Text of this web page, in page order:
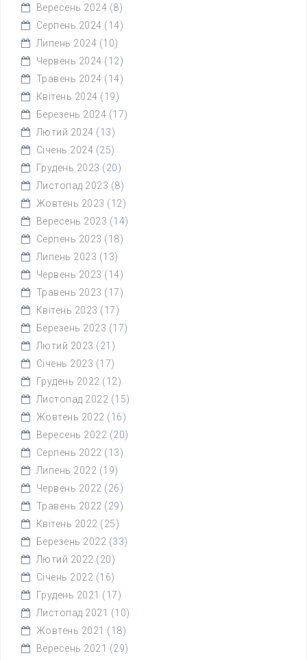
Вересень 2024 (8)
Серпень 2024 (14)
Липень 2024 (10)
Червень 2024 (12)
Травень 2024 (14)
Квітень 2024 (19)
Березень 2024 (17)
Лютий 2024 (13)
Січень 2024 (25)
Грудень 2023 (20)
Листопад 2023 (8)
Жовтень 2023 (12)
Вересень 2023 (14)
Серпень 2023 (18)
Липень 2023 (13)
Червень 2023 (14)
Травень 2023 (17)
Квітень 2023 (17)
Березень 2023 (17)
Лютий 2023 (21)
Січень 2023 (17)
Грудень 2022 (12)
Листопад 2022 (15)
Жовтень 2022 (16)
Вересень 2022 (20)
Серпень 2022 (13)
Липень 2022 (19)
Червень 2022 (26)
Травень 2022 (29)
Квітень 2022 (25)
Березень 2022 (33)
Лютий 2022 (20)
Січень 2022 (16)
Грудень 2021 (17)
Листопад 2021 (10)
Жовтень 2021 (18)
Вересень 2021 (29)